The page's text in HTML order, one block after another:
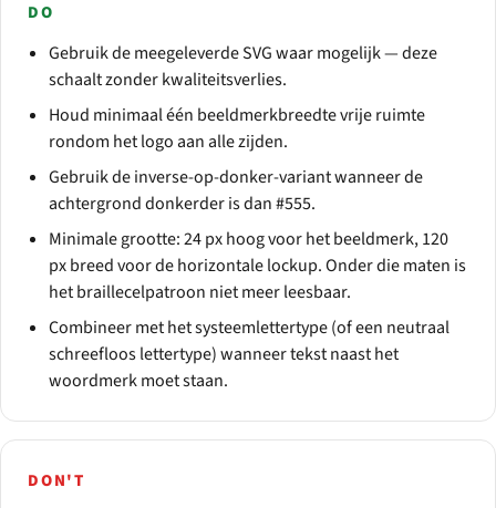
DO
Gebruik de meegeleverde SVG waar mogelijk — deze
schaalt zonder kwaliteitsverlies.
Houd minimaal één beeldmerkbreedte vrije ruimte
rondom het logo aan alle zijden.
Gebruik de inverse-op-donker-variant wanneer de
achtergrond donkerder is dan #555.
Minimale grootte: 24 px hoog voor het beeldmerk, 120
px breed voor de horizontale lockup. Onder die maten is
het braillecelpatroon niet meer leesbaar.
Combineer met het systeemlettertype (of een neutraal
schreefloos lettertype) wanneer tekst naast het
woordmerk moet staan.
DON'T